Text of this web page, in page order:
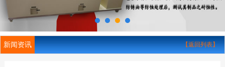
新闻资讯 【返回列表】